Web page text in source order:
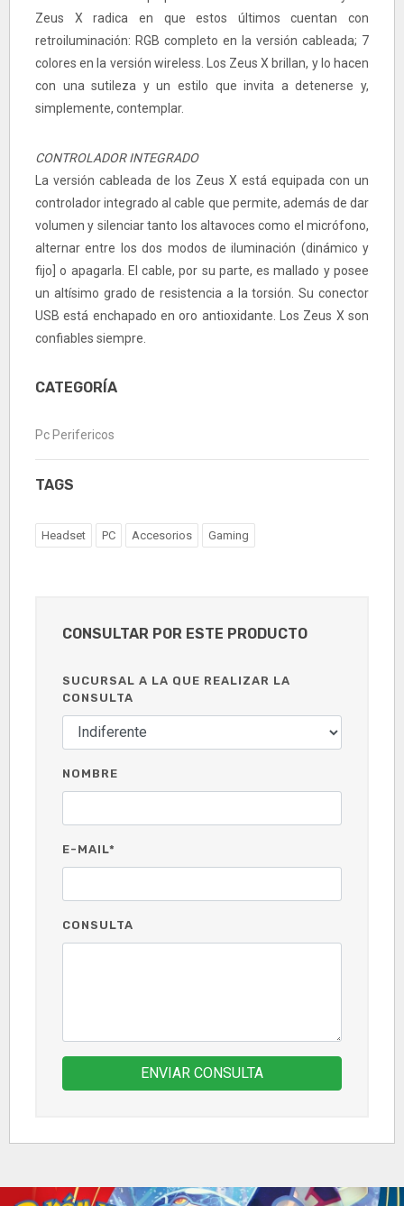
Zeus X radica en que estos últimos cuentan con
retroiluminación: RGB completo en la versión cableada; 7
colores en la versión wireless. Los Zeus X brillan, y lo hacen
con una sutileza y un estilo que invita a detenerse y,
simplemente, contemplar.
CONTROLADOR INTEGRADO
La versión cableada de los Zeus X está equipada con un
controlador integrado al cable que permite, además de dar
volumen y silenciar tanto los altavoces como el micrófono,
alternar entre los dos modos de iluminación (dinámico y
fijo] o apagarla. El cable, por su parte, es mallado y posee
un altísimo grado de resistencia a la torsión. Su conector
USB está enchapado en oro antioxidante. Los Zeus X son
confiables siempre.
CATEGORÍA
Pc Perifericos
TAGS
Headset PC Accesorios Gaming
CONSULTAR POR ESTE PRODUCTO
SUCURSAL A LA QUE REALIZAR LA
CONSULTA
NOMBRE
E-MAIL*
CONSULTA
ENVIAR CONSULTA